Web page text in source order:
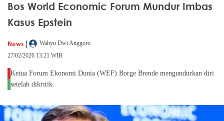
Bos World Economic Forum Mundur Imbas
Kasus Epstein
News |
Wahyu Dwi Anggoro
27/02/2026 13:21 WIB
Ketua Forum Ekonomi Dunia (WEF) Borge Brende mengundurkan diri
setelah dikritik.